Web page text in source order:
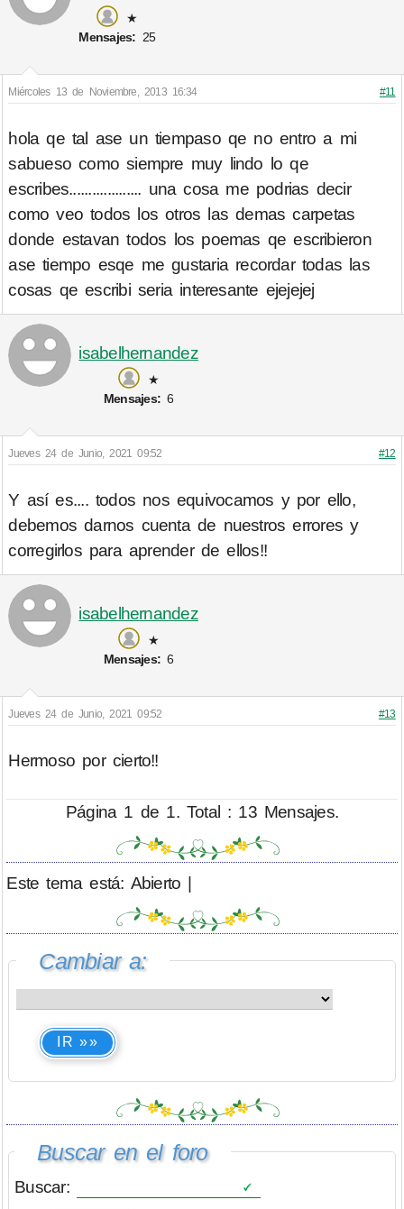
★
Mensajes: 25
Miércoles 13 de Noviembre, 2013 16:34 #11
hola qe tal ase un tiempaso qe no entro a mi
sabueso como siempre muy lindo lo qe
escribes................... una cosa me podrias decir
como veo todos los otros las demas carpetas
donde estavan todos los poemas qe escribieron
ase tiempo esqe me gustaria recordar todas las
cosas qe escribi seria interesante ejejejej
isabelhernandez
★
Mensajes: 6
Jueves 24 de Junio, 2021 09:52 #12
Y así es.... todos nos equivocamos y por ello,
debemos darnos cuenta de nuestros errores y
corregirlos para aprender de ellos!!
isabelhernandez
★
Mensajes: 6
Jueves 24 de Junio, 2021 09:52 #13
Hermoso por cierto!!
Página 1 de 1. Total : 13 Mensajes.
Este tema está: Abierto |
Cambiar a:
IR »»
Buscar en el foro
Buscar: